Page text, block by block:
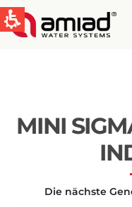
MINI
Die nächste